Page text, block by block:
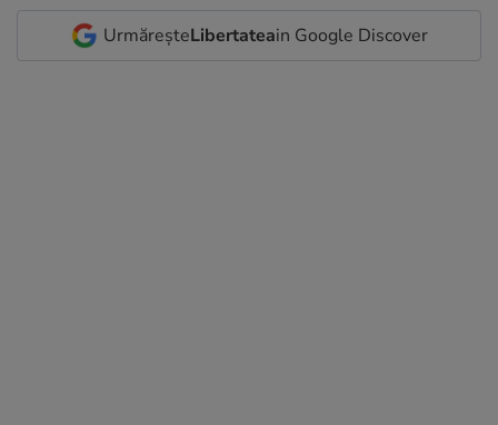
UrmăreșteLibertateain Google Discover